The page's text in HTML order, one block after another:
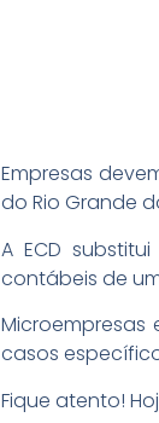
Empresas
do Rio Grande
A ECD
contábeis de
Microempresas
casos
Fique atento!